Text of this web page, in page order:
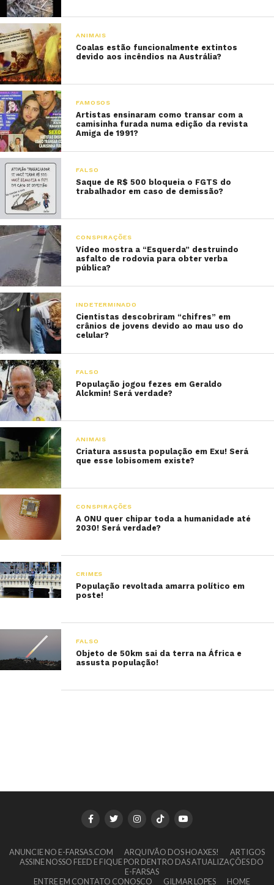
ANIMAIS
Coalas estão funcionalmente extintos
devido aos incêndios na Austrália?
FAMOSOS
Artistas ensinaram como transar com a
camisinha furada numa edição da revista
Amiga de 1991?
FALSO
Saque de R$ 500 bloqueia o FGTS do
trabalhador em caso de demissão?
CONSPIRAÇÕES
Vídeo mostra a “Esquerda” destruindo
asfalto de rodovia para obter verba
pública?
INDETERMINADO
Cientistas descobriram “chifres” em
crânios de jovens devido ao mau uso do
celular?
FALSO
População jogou fezes em Geraldo
Alckmin! Será verdade?
ANIMAIS
Criatura assusta população em Exu! Será
que esse lobisomem existe?
CONSPIRAÇÕES
A ONU quer chipar toda a humanidade até
2030! Será verdade?
CRIMES
População revoltada amarra político em
poste!
FALSO
Objeto de 50km sai da terra na África e
assusta população!
ANUNCIE NO E-FARSAS.COM ARQUIVÃO DOS HOAXES!
ARTIGOS
ASSINE NOSSO FEED E FIQUE POR DENTRO DAS ATUALIZAÇÕES DO
E-FARSAS
ENTRE EM CONTATO CONOSCO
GILMAR LOPES HOME